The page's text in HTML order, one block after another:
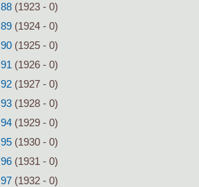
88(1923 - 0)
89(1924 - 0)
90(1925 - 0)
91 (1926 - 0)
92(1927 - 0)
93(1928 - 0)
94(1929 - 0)
95(1930 - 0)
96(1931 - 0)
97(1932 - 0)